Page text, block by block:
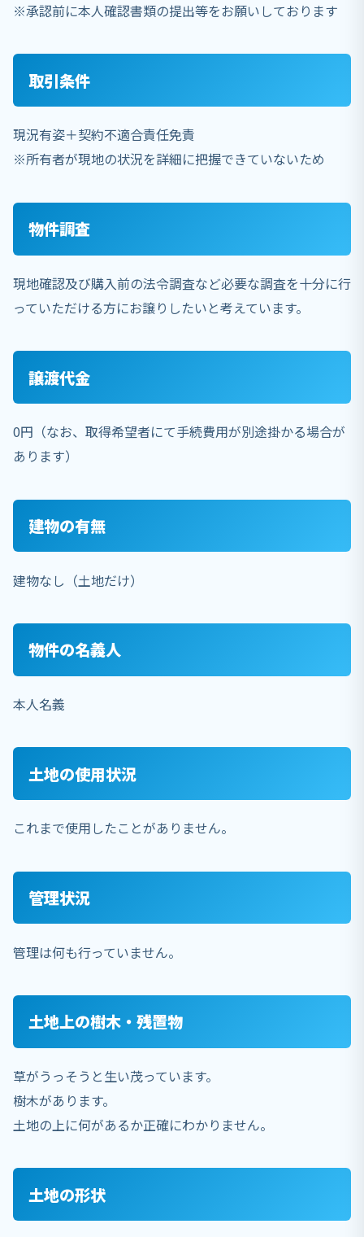
※承認前に本人確認書類の提出等をお願いしております
取引条件
現況有姿＋契約不適合責任免責
※所有者が現地の状況を詳細に把握できていないため
物件調査
現地確認及び購入前の法令調査など必要な調査を十分に行
っていただける方にお譲りしたいと考えています。
譲渡代金
0円（なお、取得希望者にて手続費用が別途掛かる場合が
あります）
建物の有無
建物なし（土地だけ）
物件の名義人
本人名義
土地の使用状況
これまで使用したことがありません。
管理状況
管理は何も行っていません。
土地上の樹木・残置物
草がうっそうと生い茂っています。
樹木があります。
土地の上に何があるか正確にわかりません。
土地の形状